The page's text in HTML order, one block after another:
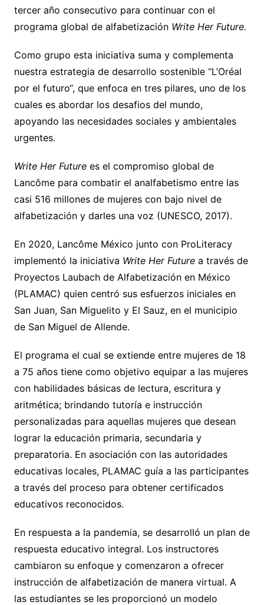
tercer año consecutivo para continuar con el
programa global de alfabetización Write Her Future.
Como grupo esta iniciativa suma y complementa
nuestra estrategia de desarrollo sostenible “L’Oréal
por el futuro“, que enfoca en tres pilares, uno de los
cuales es abordar los desafios del mundo,
apoyando las necesidades sociales y ambientales
urgentes.
Write Her Futurees el compromiso global de
Lancôme para combatir el analfabetismo entre las
casi 516 millones de mujeres con bajo nivel de
alfabetización y darles una voz (UNESCO, 2017).
En 2020, Lancôme México junto con ProLiteracy
implementó la iniciativa Write Her Futurea través de
Proyectos Laubach de Alfabetización en México
(PLAMAC) quien centró sus esfuerzos iniciales en
San Juan, San Miguelito y El Sauz, en el municipio
de San Miguel de Allende.
El programa el cual se extiende entre mujeres de 18
a 75 años tiene como objetivo equipar a las mujeres
con habilidades básicas de lectura, escritura y
aritmética; brindando tutoría e instrucción
personalizadas para aquellas mujeres que desean
lograr la educación primaria, secundaria y
preparatoria. En asociación con las autoridades
educativas locales, PLAMAC guía a las participantes
a través del proceso para obtener certificados
educativos reconocidos.
En respuesta a la pandemia, se desarrolló un plan de
respuesta educativo integral. Los instructores
cambiaron su enfoque y comenzaron a ofrecer
instrucción de alfabetización de manera virtual. A
las estudiantes se les proporcionó un modelo